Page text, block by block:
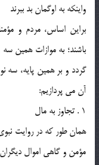
واينكه به اوگمان بد ببرند
براين اساس، مردم و
باشند؛ به موازات همين
گردد و بر همين پايه،
آن مي پردازيم:
1 . تجاوز به مال
همان طور كه در روايت
مؤمن و گاهي اموال